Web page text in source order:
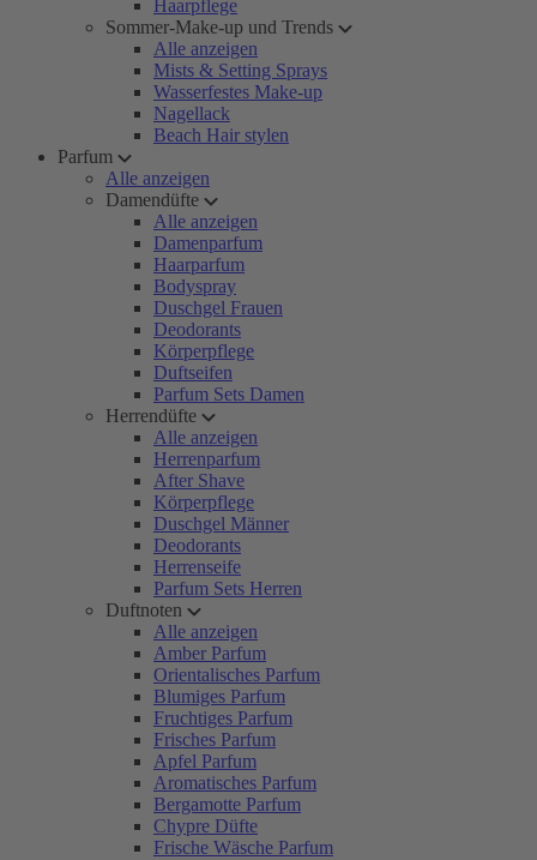
Haarpflege
Sommer-Make-up und Trends
Alle anzeigen
Mists & Setting Sprays
Wasserfestes Make-up
Nagellack
Beach Hair stylen
Parfum
Alle anzeigen
Damendüfte
Alle anzeigen
Damenparfum
Haarparfum
Bodyspray
Duschgel Frauen
Deodorants
Körperpflege
Duftseifen
Parfum Sets Damen
Herrendüfte
Alle anzeigen
Herrenparfum
After Shave
Körperpflege
Duschgel Männer
Deodorants
Herrenseife
Parfum Sets Herren
Duftnoten
Alle anzeigen
Amber Parfum
Orientalisches Parfum
Blumiges Parfum
Fruchtiges Parfum
Frisches Parfum
Apfel Parfum
Aromatisches Parfum
Bergamotte Parfum
Chypre Düfte
Frische Wäsche Parfum